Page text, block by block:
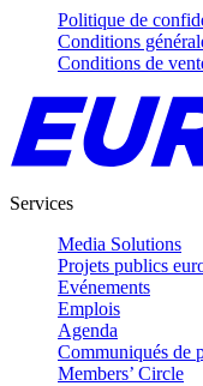
Politique de
Conditions
Conditions de
Services
Media Solutions
Projets publics
Evénements
Emplois
Agenda
Communiqués de
Members’ Circle